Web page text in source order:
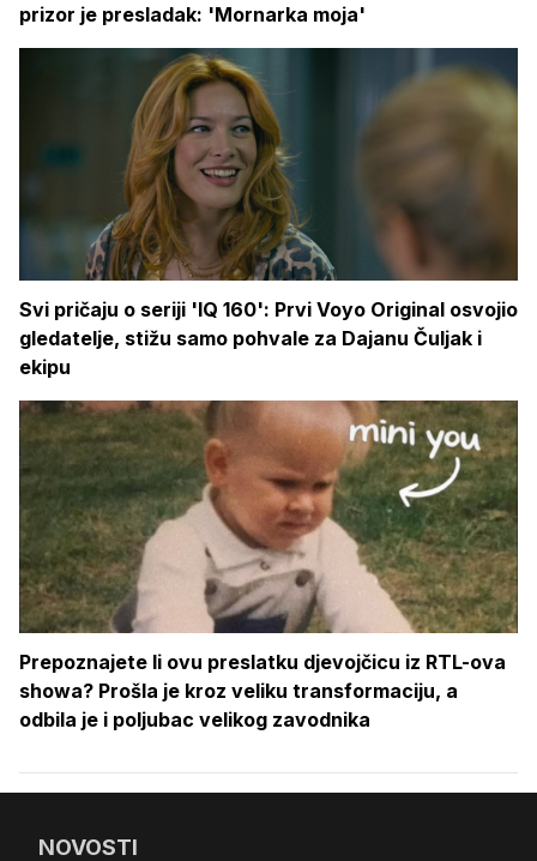
prizor je presladak: 'Mornarka moja'
Svi pričaju o seriji 'IQ 160': Prvi Voyo Original osvojio
gledatelje, stižu samo pohvale za Dajanu Čuljak i
ekipu
Prepoznajete li ovu preslatku djevojčicu iz RTL-ova
showa? Prošla je kroz veliku transformaciju, a
odbila je i poljubac velikog zavodnika
NOVOSTI